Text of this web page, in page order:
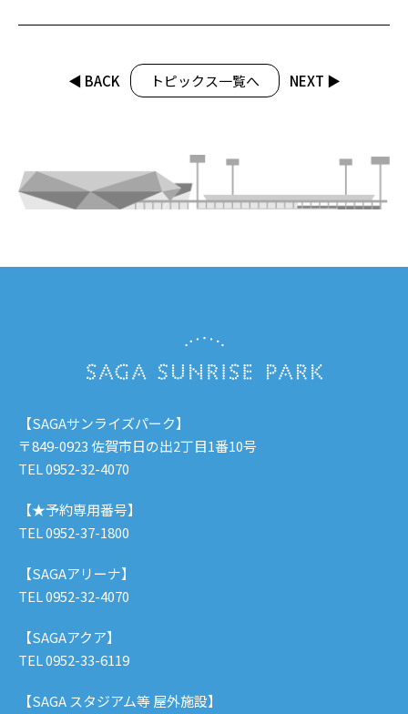
◀︎ BACK トピックス一覧へ NEXT ▶︎
【SAGAサンライズパーク】
〒849-0923 佐賀市日の出2丁目1番10号
TEL 0952-32-4070
【★予約専用番号】
TEL 0952-37-1800
【SAGAアリーナ】
TEL 0952-32-4070
【SAGAアクア】
TEL 0952-33-6119
【SAGA スタジアム等 屋外施設】